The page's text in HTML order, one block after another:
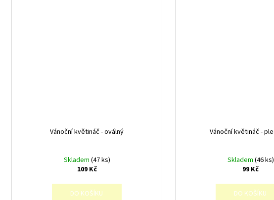
Vánoční květináč - oválný
Skladem (47 ks)
109 Kč
DO KOŠÍKU
Vánoční květináč -
Skladem (46 ks)
99 Kč
DO KOŠÍKU